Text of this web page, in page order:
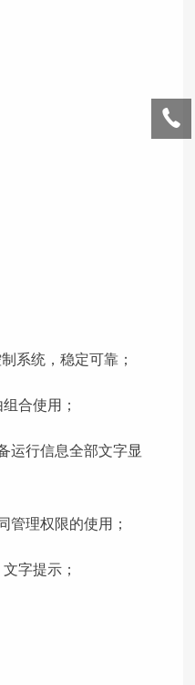
系统，稳定可靠；
合使用；
运行信息全部文字显
管理权限的使用；
字提示；